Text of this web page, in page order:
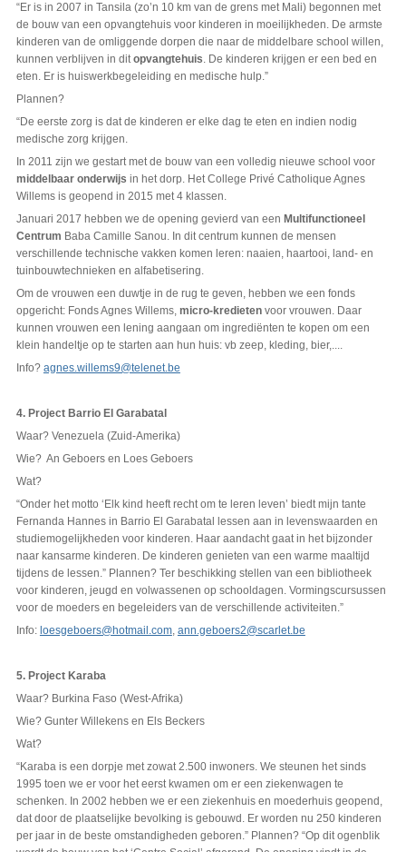
“Er is in 2007 in Tansila (zo’n 10 km van de grens met Mali) begonnen met
de bouw van een opvangtehuis voor kinderen in moeilijkheden. De armste
kinderen van de omliggende dorpen die naar de middelbare school willen,
kunnen verblijven in ditopvangtehuis. De kinderen krijgen er een bed en
eten. Er is huiswerkbegeleiding en medische hulp.”
Plannen?
“De eerste zorg is dat de kinderen er elke dag te eten en indien nodig
medische zorg krijgen.
In 2011 zijn we gestart met de bouw van een volledig nieuwe school voor
middelbaar onderwijs in het dorp. Het College Privé Catholique Agnes
Willems is geopend in 2015 met 4 klassen.
Januari 2017 hebben we de opening gevierd van een Multifunctioneel
Centrum Baba Camille Sanou. In dit centrum kunnen de mensen
verschillende technische vakken komen leren: naaien, haartooi, land- en
tuinbouwtechnieken en alfabetisering.
Om de vrouwen een duwtje in de rug te geven, hebben we een fonds
opgericht: Fonds Agnes Willems, micro-kredietenvoor vrouwen. Daar
kunnen vrouwen een lening aangaan om ingrediënten te kopen om een
klein handeltje op te starten aan hun huis: vb zeep, kleding, bier,....
Info? agnes.willems9@telenet.be
4. Project Barrio El Garabatal
Waar? Venezuela (Zuid-Amerika)
Wie? An Geboers en Loes Geboers
Wat?
“Onder het motto ‘Elk kind heeft recht om te leren leven’ biedt mijn tante
Fernanda Hannes in Barrio El Garabatal lessen aan in levenswaarden en
studiemogelijkheden voor kinderen. Haar aandacht gaat in het bijzonder
naar kansarme kinderen. De kinderen genieten van een warme maaltijd
tijdens de lessen.” Plannen? Ter beschikking stellen van een bibliotheek
voor kinderen, jeugd en volwassenen op schooldagen. Vormingscursussen
voor de moeders en begeleiders van de verschillende activiteiten.”
Info: loesgeboers@hotmail.com, ann.geboers2@scarlet.be
5. Project Karaba
Waar? Burkina Faso (West-Afrika)
Wie? Gunter Willekens en Els Beckers
Wat?
“Karaba is een dorpje met zowat 2.500 inwoners. We steunen het sinds
1995 toen we er voor het eerst kwamen om er een ziekenwagen te
schenken. In 2002 hebben we er een ziekenhuis en moederhuis geopend,
dat door de plaatselijke bevolking is gebouwd. Er worden nu 250 kinderen
per jaar in de beste omstandigheden geboren.” Plannen? “Op dit ogenblik